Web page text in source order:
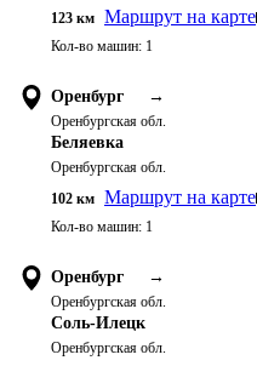
123 км Маршрут на карте
Кол-во машин: 1
Оренбург →
Оренбургская обл.
Беляевка
Оренбургская обл.
102 км Маршрут на карте
Кол-во машин: 1
Оренбург →
Оренбургская обл.
Соль-Илецк
Оренбургская обл.